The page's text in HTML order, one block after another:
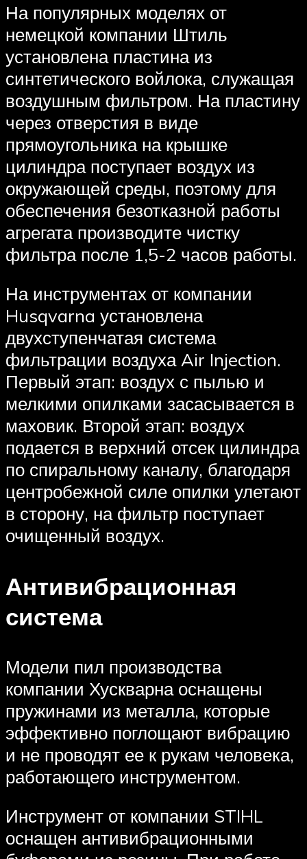
На популярных моделях от
немецкой компании Штиль
установлена пластина из
синтетического войлока, служащая
воздушным фильтром. На пластину
через отверстия в виде
прямоугольника на крышке
цилиндра поступает воздух из
окружающей среды, поэтому для
обеспечения безотказной работы
агрегата производите чистку
фильтра после 1,5-2 часов работы.
На инструментах от компании
Husqvarna установлена
двухступенчатая система
фильтрации воздуха Air Injection.
Первый этап: воздух с пылью и
мелкими опилками засасывается в
маховик. Второй этап: воздух
подается в верхний отсек цилиндра
по спиральному каналу, благодаря
центробежной силе опилки улетают
в сторону, на фильтр поступает
очищенный воздух.
Антивибрационная
система
Модели пил производства
компании Хускварна оснащены
пружинами из металла, которые
эффективно поглощают вибрацию
и не проводят ее к рукам человека,
работающего инструментом.
Инструмент от компании STIHL
оснащен антивибрационными